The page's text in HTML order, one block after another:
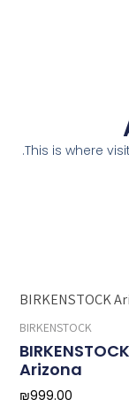
This is where
BIRKENSTOCK
BIRKENSTOCK
Arizona
₪999.00